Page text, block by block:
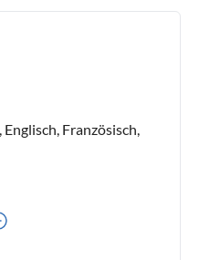
Französisch,